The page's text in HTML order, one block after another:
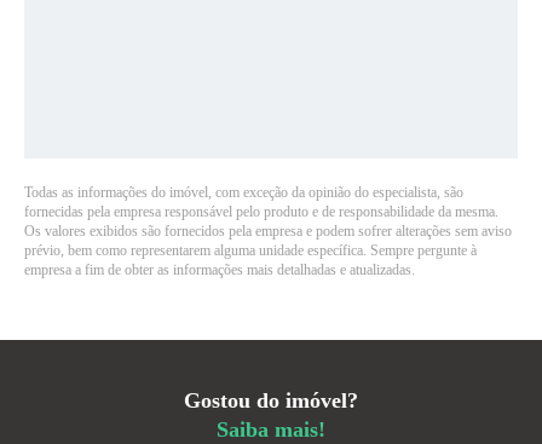
Todas as informações do imóvel, com exceção da opinião do especialista, são
fornecidas pela empresa responsável pelo produto e de responsabilidade da mesma.
Os valores exibidos são fornecidos pela empresa e podem sofrer alterações sem aviso
prévio, bem como representarem alguma unidade específica. Sempre pergunte à
empresa a fim de obter as informações mais detalhadas e atualizadas.
Gostou do imóvel?
Saiba mais!